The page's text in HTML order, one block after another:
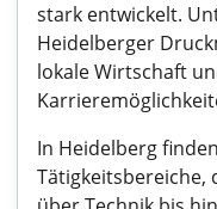
stark entwickelt.
Heidelberger
lokale Wirtschaft
In Heidelberg
Tätigkeitsbereiche,